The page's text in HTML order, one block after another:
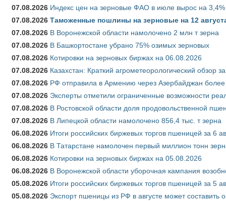
07.08.2026 Индекс цен на зерновые ФАО в июле вырос на 3,4%
07.08.2026 Таможенные пошлины на зерновые на 12
07.08.2026 В Воронежской области намолочено 2 млн т зерна
07.08.2026 В Башкортостане убрано 75% озимых зерновых
07.08.2026 Котировки на зерновых биржах на 06.08.2026
07.08.2026 Казахстан: Краткий агрометеорологический обзор
07.08.2026 РФ отправила в Армению через Азербайджан более
07.08.2026 Эксперты отметили ограниченные возможности
07.08.2026 В Ростовской области доля продовольственной
07.08.2026 В Липецкой области намолочено 856,4 тыс. т зерна
06.08.2026 Итоги российских биржевых торгов пшеницей за 6
06.08.2026 В Татарстане намолочен первый миллион тонн
06.08.2026 Котировки на зерновых биржах на 05.08.2026
06.08.2026 В Воронежской области уборочная кампания
05.08.2026 Итоги российских биржевых торгов пшеницей за 5
05.08.2026 Экспорт пшеницы из РФ в августе может составить